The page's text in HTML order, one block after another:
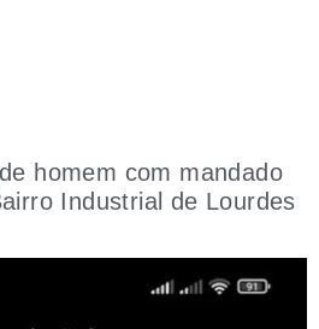
homem com mandado
Industrial de Lourdes